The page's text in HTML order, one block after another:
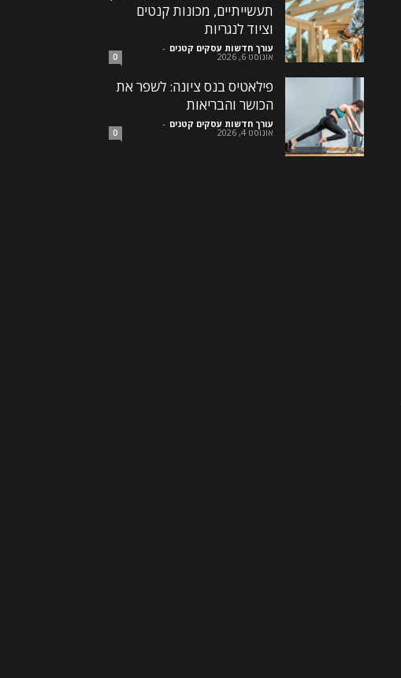
תעשייתיים, מכונות קנטים
וציוד לנגריות
עורך חדשות עסקים קטנים -
אוגוסט 6, 2026 0
פילאטיס בנס ציונה: לשפר את
הכושר והבריאות
עורך חדשות עסקים קטנים -
אוגוסט 4, 2026 0